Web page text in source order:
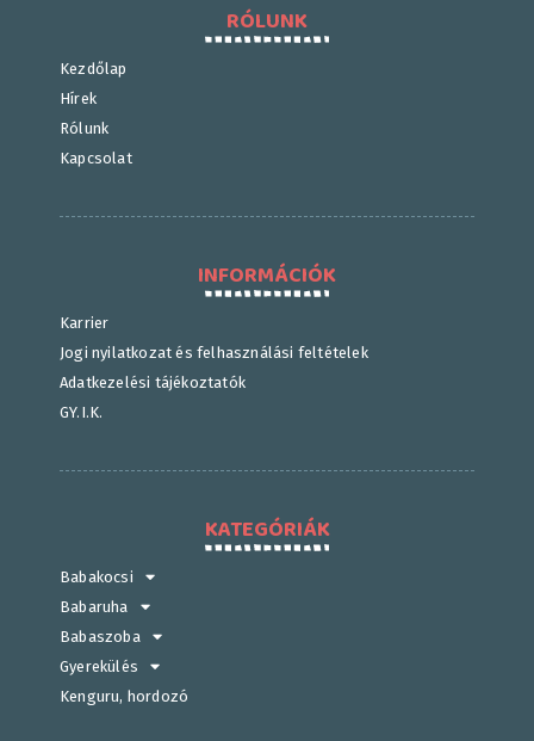
RÓLUNK
Kezdőlap
Hírek
Rólunk
Kapcsolat
INFORMÁCIÓK
Karrier
Jogi nyilatkozat és felhasználási feltételek
Adatkezelési tájékoztatók
GY.I.K.
KATEGÓRIÁK
Babakocsi
Babaruha
Babaszoba
Gyerekülés
Kenguru, hordozó